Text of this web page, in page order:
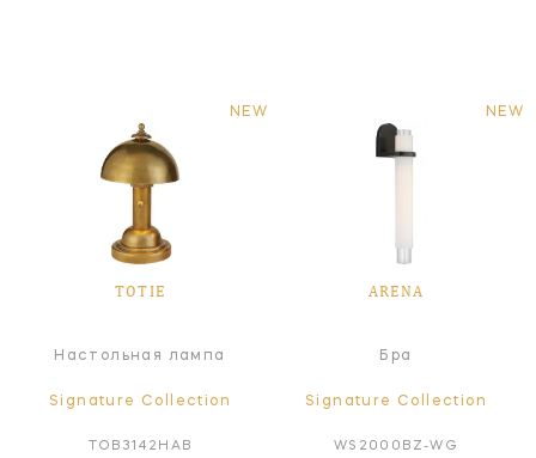
NEW
TOTIE
Настольная лампа
Signature Collection
TOB3142HAB
NEW
ARENA
Бра
Signature Collection
WS2000BZ-WG